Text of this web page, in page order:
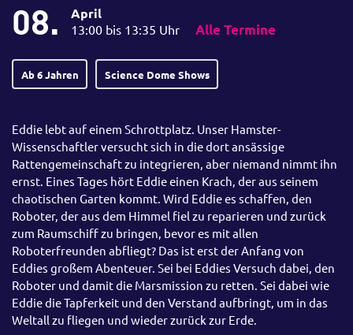
08. April
13:00 bis 13:35 Uhr Alle Termine
Ab 6 Jahren Science Dome Shows
Eddie lebt auf einem Schrottplatz. Unser Hamster-
Wissenschaftler versucht sich in die dort ansässige
Rattengemeinschaft zu integrieren, aber niemand nimmt ihn
ernst. Eines Tages hört Eddie einen Krach, der aus seinem
chaotischen Garten kommt. Wird Eddie es schaffen, den
Roboter, der aus dem Himmel fiel zu reparieren und zurück
zum Raumschiff zu bringen, bevor es mit allen
Roboterfreunden abfliegt? Das ist erst der Anfang von
Eddies großem Abenteuer. Sei bei Eddies Versuch dabei, den
Roboter und damit die Marsmission zu retten. Sei dabei wie
Eddie die Tapferkeit und den Verstand aufbringt, um in das
Weltall zu fliegen und wieder zurück zur Erde.